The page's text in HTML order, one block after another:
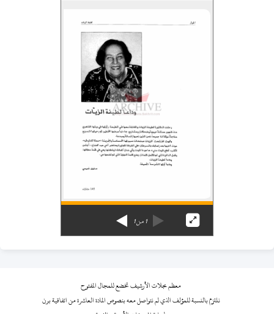
1من1
معظم مجلات الأرشيف تخضع للمجال المفتوح
نلتزم بالنسبة للمؤلف الذي لم نتواصل معه بنصوص المادة العاشرة من اتفاقية برن